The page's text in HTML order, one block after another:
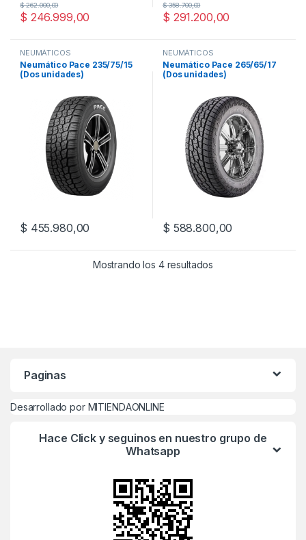
$ 246.999,00
$262.000,00
$ 291.200,00
$358.700,00
NEUMÁTICOS
Neumático Pace 235/75/15
(Dos unidades)
$ 455.980,00
NEUMÁTICOS
Neumático Pace 265/65/17
(Dos unidades)
$ 588.800,00
Mostrando los 4 resultados
Paginas
Desarrollado por MITIENDAONLINE
Hace Click y seguinos en nuestro grupo de
Whatsapp